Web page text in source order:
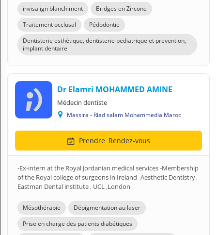
invisalign blanchiment
Bridges en Zircone
Traitement occlusal
Pédodontie
Dentisterie esthétique, dentisterie pediatrique et prevention,
implant dentaire
Dr Elamri MOHAMMED AMINE
Médecin dentiste
Massira - Riad salam Mohammedia Maroc
Prendre Rendez-vous
-Ex-intern at the Royal Jordanian medical services -Membership
of the Royal college of surgeons in Ireland -Aesthetic Dentistry.
Eastman Dental institute , UCL ,London
Mésothérapie
Dépigmentation au laser
Prise en charge des patients diabétiques